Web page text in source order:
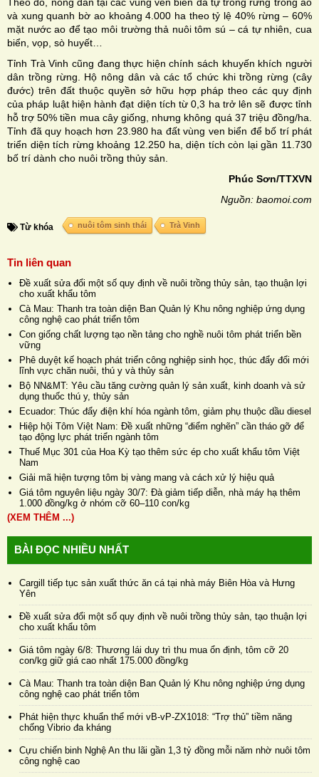
và xung quanh bờ ao khoảng 4.000 ha theo tỷ lệ 40% rừng – 60%
mặt nước ao để tạo môi trường thả nuôi tôm sú – cá tự nhiên, cua
biển, vọp, sò huyết…
Tỉnh Trà Vinh cũng đang thực hiện chính sách khuyến khích người
dân trồng rừng. Hộ nông dân và các tổ chức khi trồng rừng (cây
đước) trên đất thuộc quyền sở hữu hợp pháp theo các quy định
của pháp luật hiện hành đạt diện tích từ 0,3 ha trở lên sẽ được tỉnh
hỗ trợ 50% tiền mua cây giống, nhưng không quá 37 triệu đồng/ha.
Tỉnh đã quy hoạch hơn 23.980 ha đất vùng ven biển để bố trí phát
triển diện tích rừng khoảng 12.250 ha, diện tích còn lại gần 11.730
bố trí dành cho nuôi trồng thủy sản.
Phúc Sơn/TTXVN
Nguồn: baomoi.com
Từ khóa nuôi tôm sinh thái Trà Vinh
Tin liên quan
Đề xuất sửa đổi một số quy định về nuôi trồng thủy sản, tạo thuận lợi
cho xuất khẩu tôm
Cà Mau: Thanh tra toàn diện Ban Quản lý Khu nông nghiệp ứng dụng
công nghệ cao phát triển tôm
Con giống chất lượng tạo nền tảng cho nghề nuôi tôm phát triển bền
vững
Phê duyệt kế hoạch phát triển công nghiệp sinh học, thúc đẩy đổi mới
lĩnh vực chăn nuôi, thú y và thủy sản
Bộ NN&MT: Yêu cầu tăng cường quản lý sản xuất, kinh doanh và sử
dụng thuốc thú y, thủy sản
Ecuador: Thúc đẩy điện khí hóa ngành tôm, giảm phụ thuộc dầu diesel
Hiệp hội Tôm Việt Nam: Đề xuất những “điểm nghẽn” cần tháo gỡ để
tạo động lực phát triển ngành tôm
Thuế Mục 301 của Hoa Kỳ tạo thêm sức ép cho xuất khẩu tôm Việt
Nam
Giải mã hiện tượng tôm bị vàng mang và cách xử lý hiệu quả
Giá tôm nguyên liệu ngày 30/7: Đà giảm tiếp diễn, nhà máy hạ thêm
1.000 đồng/kg ở nhóm cỡ 60–110 con/kg
(XEM THÊM ...)
BÀI ĐỌC NHIỀU NHẤT
Cargill tiếp tục sản xuất thức ăn cá tại nhà máy Biên Hòa và Hưng
Yên
Đề xuất sửa đổi một số quy định về nuôi trồng thủy sản, tạo thuận lợi
cho xuất khẩu tôm
Giá tôm ngày 6/8: Thương lái duy trì thu mua ổn định, tôm cỡ 20
con/kg giữ giá cao nhất 175.000 đồng/kg
Cà Mau: Thanh tra toàn diện Ban Quản lý Khu nông nghiệp ứng dụng
công nghệ cao phát triển tôm
Phát hiện thực khuẩn thể mới vB-vP-ZX1018: “Trợ thủ” tiềm năng
chống Vibrio đa kháng
Cựu chiến binh Nghệ An thu lãi gần 1,3 tỷ đồng mỗi năm nhờ nuôi tôm
công nghệ cao